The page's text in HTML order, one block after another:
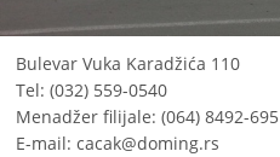
Bulevar Vuka Karadžića 110
Tel: (032) 559-0540
Menadžer filijale: (064) 8492-695
E-mail:cacak@doming.rs